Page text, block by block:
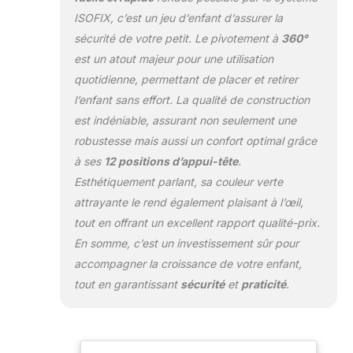
installé. 360
Pivotant: Le siège
auto de voyage
peut pivoter
son axe, ce qui
facilite l'entrée et la
sortie de votre
enfant de la voiture
vous fatiguer le
dos. Fonction
Reclining: Il assure
le confort de la
colonne vertébrale
enfants lorsqu'ils se
position arrière,
ISOFIX, c’est un jeu d’enfant d’assurer la
sécurité de votre petit. Le pivotement à 360°
est un atout majeur pour une utilisation
quotidienne, permettant de placer et retirer
l’enfant sans effort. La qualité de construction
est indéniable, assurant non seulement une
robustesse mais aussi un confort optimal grâce
à ses 12 positions d’appui-tête.
Esthétiquement parlant, sa couleur verte
attrayante le rend également plaisant à l’œil,
tout en offrant un excellent rapport qualité-prix.
En somme, c’est un investissement sûr pour
accompagner la croissance de votre enfant,
tout en garantissant sécuritéet praticité.